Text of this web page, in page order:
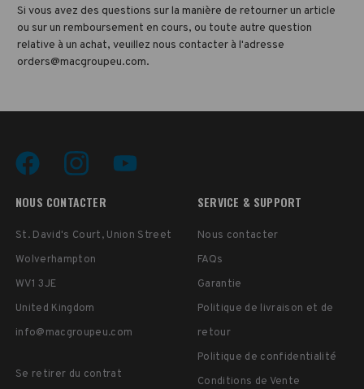
Si vous avez des questions sur la manière de retourner un article
ou sur un remboursement en cours, ou toute autre question
relative à un achat, veuillez nous contacter à l'adresse
orders@macgroupeu.com.
NOUS CONTACTER
St. David's Court, Union Street
Wolverhampton
WV1 3JE
United Kingdom
info@macgroupeu.com
Se retirer du contrat
SERVICE & SUPPORT
Nous contacter
FAQs
Garantie
Politique de livraison et de
retour
Politique de confidentialité
Conditions de Vente